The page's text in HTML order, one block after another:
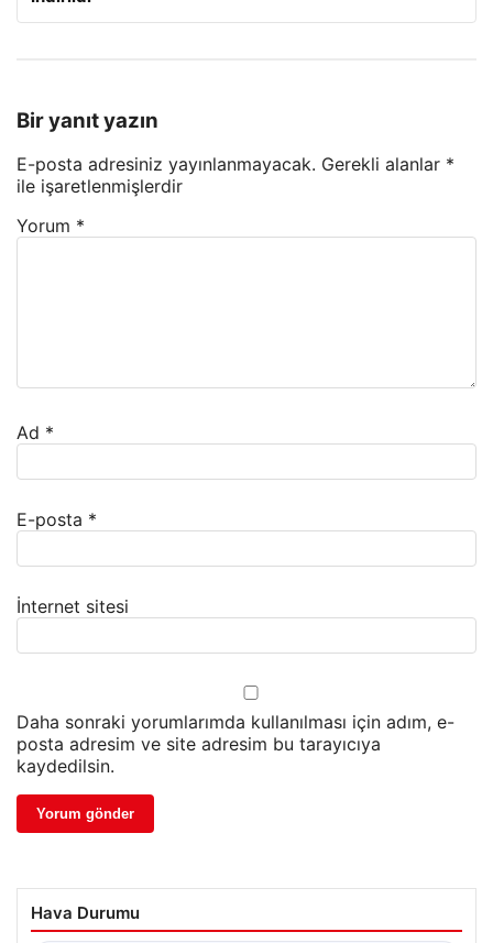
Bir yanıt yazın
E-posta adresiniz yayınlanmayacak. Gerekli alanlar *
ile işaretlenmişlerdir
Yorum *
Ad *
E-posta *
İnternet sitesi
Daha sonraki yorumlarımda kullanılması için adım, e-
posta adresim ve site adresim bu tarayıcıya
kaydedilsin.
Hava Durumu